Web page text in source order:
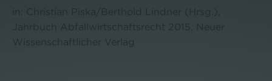
Pressebereich
Jahrbuch Abfallwirtschaftsrecht 2015, Neuer
Wissenschaftlicher Verlag